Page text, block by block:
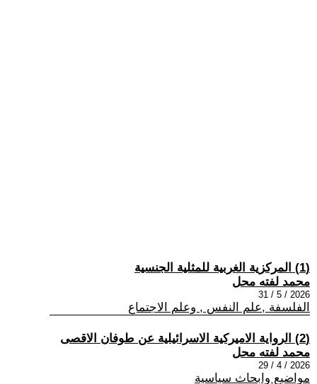
(1) المركزية الغربية للمثلية الجنسية
محمد لفته محل
2026 / 5 / 31
الفلسفة ,علم النفس , وعلم الاجتماع
(2) الرواية الاميركية الاسرائيلية عن طوفان الاقصى
محمد لفته محل
2026 / 4 / 29
مواضيع وابحاث سياسية